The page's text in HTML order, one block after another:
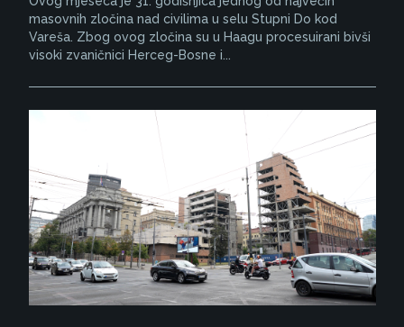
masovnih zločina nad civilima u selu Stupni Do kod
Vareša. Zbog ovog zločina su u Haagu procesuirani bivši
visoki zvaničnici Herceg-Bosne i...